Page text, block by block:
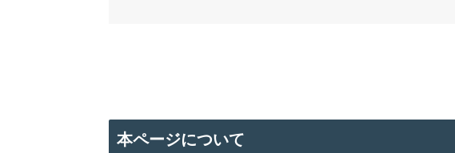
本ページについて